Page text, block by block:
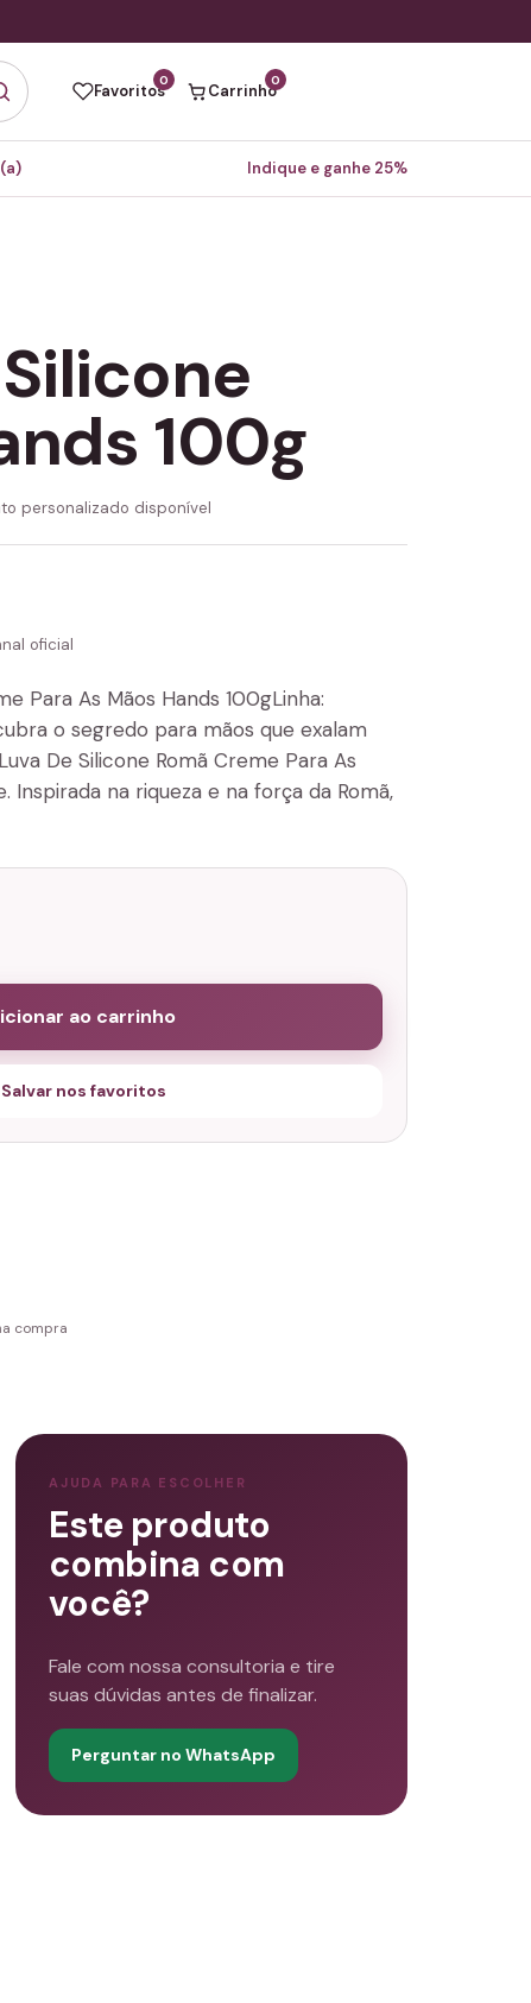
Favoritos
0
Carrinho
0
Indique e ganhe 25%
100g
personalizado disponível
oficial
Para As Mãos Hands 100gLinha:
o segredo para mãos que exalam
De Silicone Romã Creme Para As
Inspirada na riqueza e na força da Romã,
ao carrinho
nos favoritos
compra
AJUDA PARA ESCOLHER
Este produto
combina com
você?
Fale com nossa consultoria e tire
suas dúvidas antes de finalizar.
Perguntar no WhatsApp